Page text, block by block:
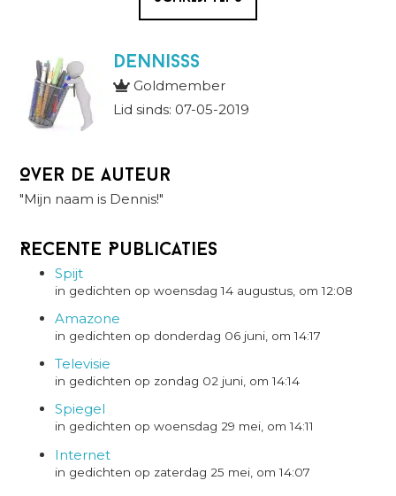
Dennisss
Goldmember
Lid sinds: 07-05-2019
Over de auteur
"Mijn naam is Dennis!"
Recente Publicaties
Spijt
in gedichten op woensdag 14 augustus, om 12:08
Amazone
in gedichten op donderdag 06 juni, om 14:17
Televisie
in gedichten op zondag 02 juni, om 14:14
Spiegel
in gedichten op woensdag 29 mei, om 14:11
Internet
in gedichten op zaterdag 25 mei, om 14:07